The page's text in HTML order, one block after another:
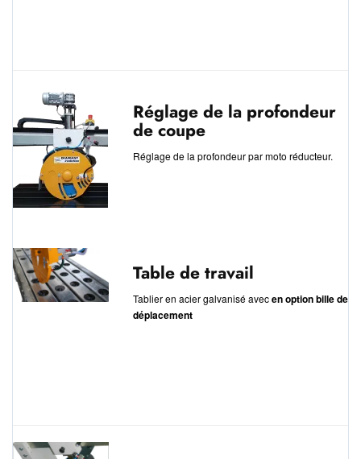
Réglage de la profondeur
de coupe
Réglage de la profondeur par moto réducteur.
Table de travail
Tablier en acier galvanisé avecen option bille de
déplacement